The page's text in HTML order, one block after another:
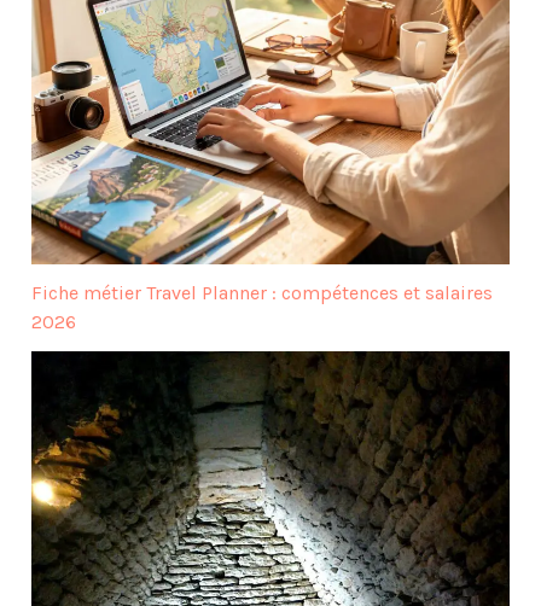
Fiche métier Travel Planner : compétences et salaires
2026